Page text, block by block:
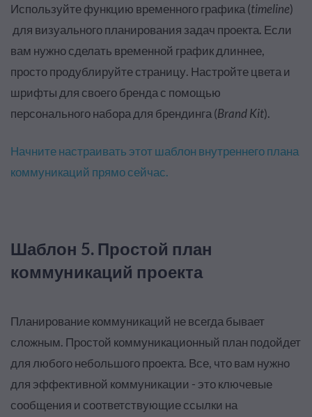
Используйте функцию временного графика (timeline)
для визуального планирования задач проекта. Если
вам нужно сделать временной график длиннее,
просто продублируйте страницу. Настройте цвета и
шрифты для своего бренда с помощью
персонального набора для брендинга (Brand Kit).
Начните настраивать этот шаблон внутреннего плана
коммуникаций прямо сейчас.
Шаблон 5. Простой план
коммуникаций проекта
Планирование коммуникаций не всегда бывает
сложным. Простой коммуникационный план подойдет
для любого небольшого проекта. Все, что вам нужно
для эффективной коммуникации - это ключевые
сообщения и соответствующие ссылки на